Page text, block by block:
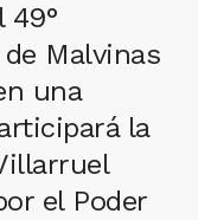
49°
Malvinas
una
la
el Poder